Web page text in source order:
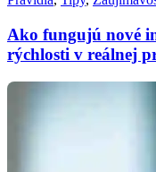
Ako fungujú nové
rýchlosti v reálnej